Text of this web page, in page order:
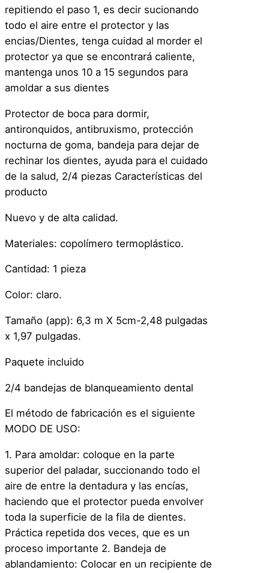
repitiendo el paso 1, es decir sucionando
todo el aire entre el protector y las
encias/Dientes, tenga cuidad al morder el
protector ya que se encontrará caliente,
mantenga unos 10 a 15 segundos para
amoldar a sus dientes
Protector de boca para dormir,
antironquidos, antibruxismo, protección
nocturna de goma, bandeja para dejar de
rechinar los dientes, ayuda para el cuidado
de la salud, 2/4 piezas Características del
producto
Nuevo y de alta calidad.
Materiales: copolímero termoplástico.
Cantidad: 1 pieza
Color: claro.
Tamaño (app): 6,3 m X 5cm-2,48 pulgadas
x 1,97 pulgadas.
Paquete incluido
2/4 bandejas de blanqueamiento dental
El método de fabricación es el siguiente
MODO DE USO:
1. Para amoldar: coloque en la parte
superior del paladar, succionando todo el
aire de entre la dentadura y las encías,
haciendo que el protector pueda envolver
toda la superficie de la fila de dientes.
Práctica repetida dos veces, que es un
proceso importante 2. Bandeja de
ablandamiento: Colocar en un recipiente de